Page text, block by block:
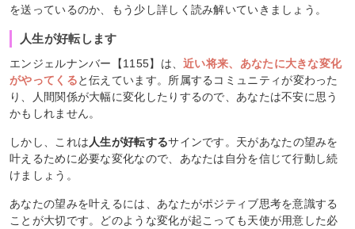
を送っているのか、もう少し詳しく読み解いていきましょう。
人生が好転します
エンジェルナンバー【1155】は、近い将来、あなたに大きな変化
がやってくると伝えています。所属するコミュニティが変わった
り、人間関係が大幅に変化したりするので、あなたは不安に思う
かもしれません。
しかし、これは 人生が好転するサインです。天があなたの望みを
叶えるために必要な変化なので、あなたは自分を信じて行動し続
けましょう。
あなたの望みを叶えるには、あなたがポジティブ思考を意識する
ことが大切です。どのような変化が起こっても天使が用意した必